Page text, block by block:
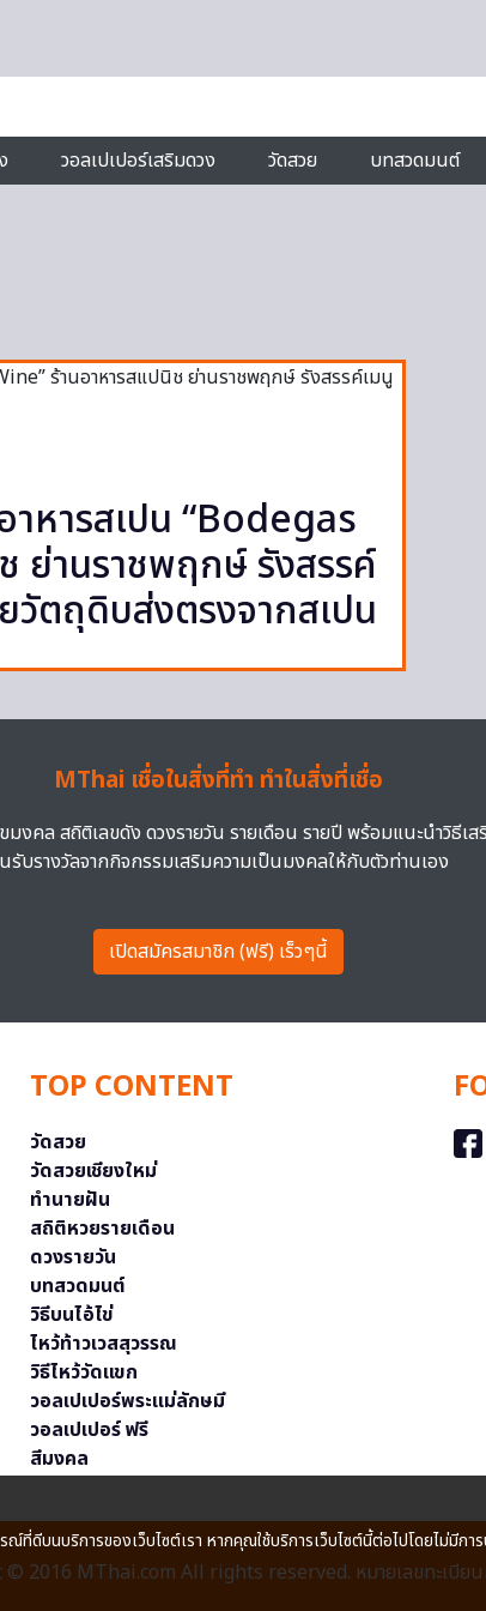
วอลเปเปอร์เสริมดวง วัดสวย บทสวดมนต์
าหารสเปน “Bodegas
ย่านราชพฤกษ์ รังสรรค์
วัตถุดิบส่งตรงจากสเปน
MThai เชื่อในสิ่งที่ทำ ทำในสิ่งที่เชื่อ
มงคล สถิติเลขดัง ดวงรายวัน รายเดือน รายปี พร้อมแนะนำวิธีเส
รับรางวัลจากกิจกรรมเสริมความเป็นมงคลให้กับตัวท่านเอง
เปิดสมัครสมาชิก (ฟรี) เร็วๆนี้
TOP CONTENT
วัดสวย
วัดสวยเชียงใหม่
ทำนายฝัน
สถิติหวยรายเดือน
ดวงรายวัน
บทสวดมนต์
วิธีบนไอ้ไข่
ไหว้ท้าวเวสสุวรรณ
วิธีไหว้วัดแขก
วอลเปเปอร์พระแม่ลักษมี
วอลเปเปอร์ ฟรี
สีมงคล
2016 MThai.com All rights reserved. หมายเลขทะเบีย
ดีบนบริการของเว็บไซต์เรา หากคุณใช้บริการเว็บไซต์นี้ต่อไปโดยไม่มีก